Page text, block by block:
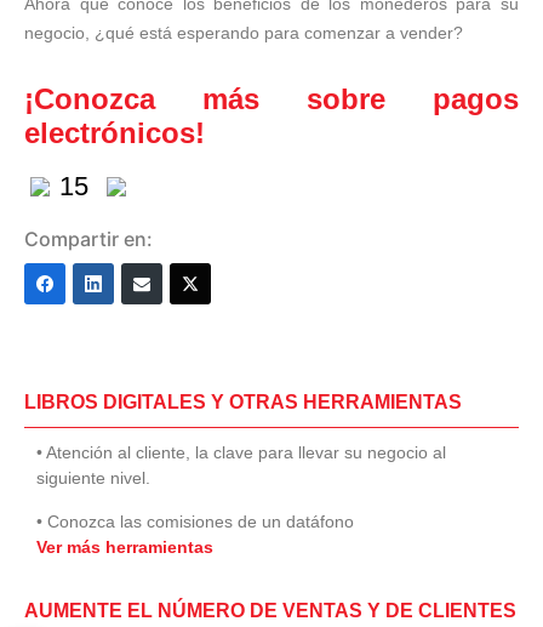
negocio, ¿qué está esperando para comenzar a vender?
¡Conozca más sobre pagos
electrónicos!
15
Compartir en:
LIBROS DIGITALES Y OTRAS HERRAMIENTAS
• Atención al cliente, la clave para llevar su negocio al
siguiente nivel.
• Conozca las comisiones de un datáfono
Ver más herramientas
AUMENTE EL NÚMERO DE VENTAS Y DE CLIENTES